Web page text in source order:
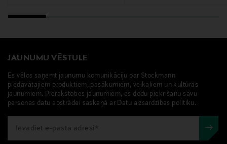
JAUNUMU VĒSTULE
Es vēlos saņemt jaunumu komunikāciju par Stockmann
piedāvātajiem produktiem, pasākumiem, veikaliem un kultūras
jaunumiem. Pierakstoties jaunumiem, es dodu piekrišanu savu
personas datu apstrādei saskaņā ar Datu aizsardzības politiku.